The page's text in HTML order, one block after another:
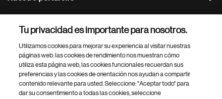
Footer Site Search
Tu privacidad es importante para nosotros.
Utilizamos cookies para mejorar su experiencia al visitar nuestras
páginas web: las cookies de rendimiento nos muestran cómo
utiliza esta página web, las cookies funcionales recuerdan sus
preferencias y las cookies de orientación nos ayudan a compartir
contenido relevante para usted. Seleccione: "Aceptar todo" para
dar su consentimiento a todas las cookies, seleccione